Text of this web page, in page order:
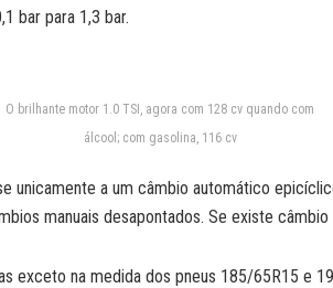
bar para 1,3 bar.
O brilhante motor 1.0 TSI, agora com 128 cv quando com
álcool; com gasolina, 116 cv
unicamente a um câmbio automático
manuais desapontados. Se existe
exceto na medida dos pneus 185/65R15 e